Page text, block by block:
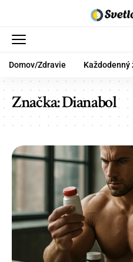
Domov/Zdravie Každodenný
Značka:Dianabol